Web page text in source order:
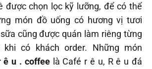
được chọn lọc kỹ lưỡng, để có thể
món đồ uống có hương vị tươi
cũng được quán làm riêng từng
có khách order. Những món
ê u . coffeelà Café r ê u, R ê u đá